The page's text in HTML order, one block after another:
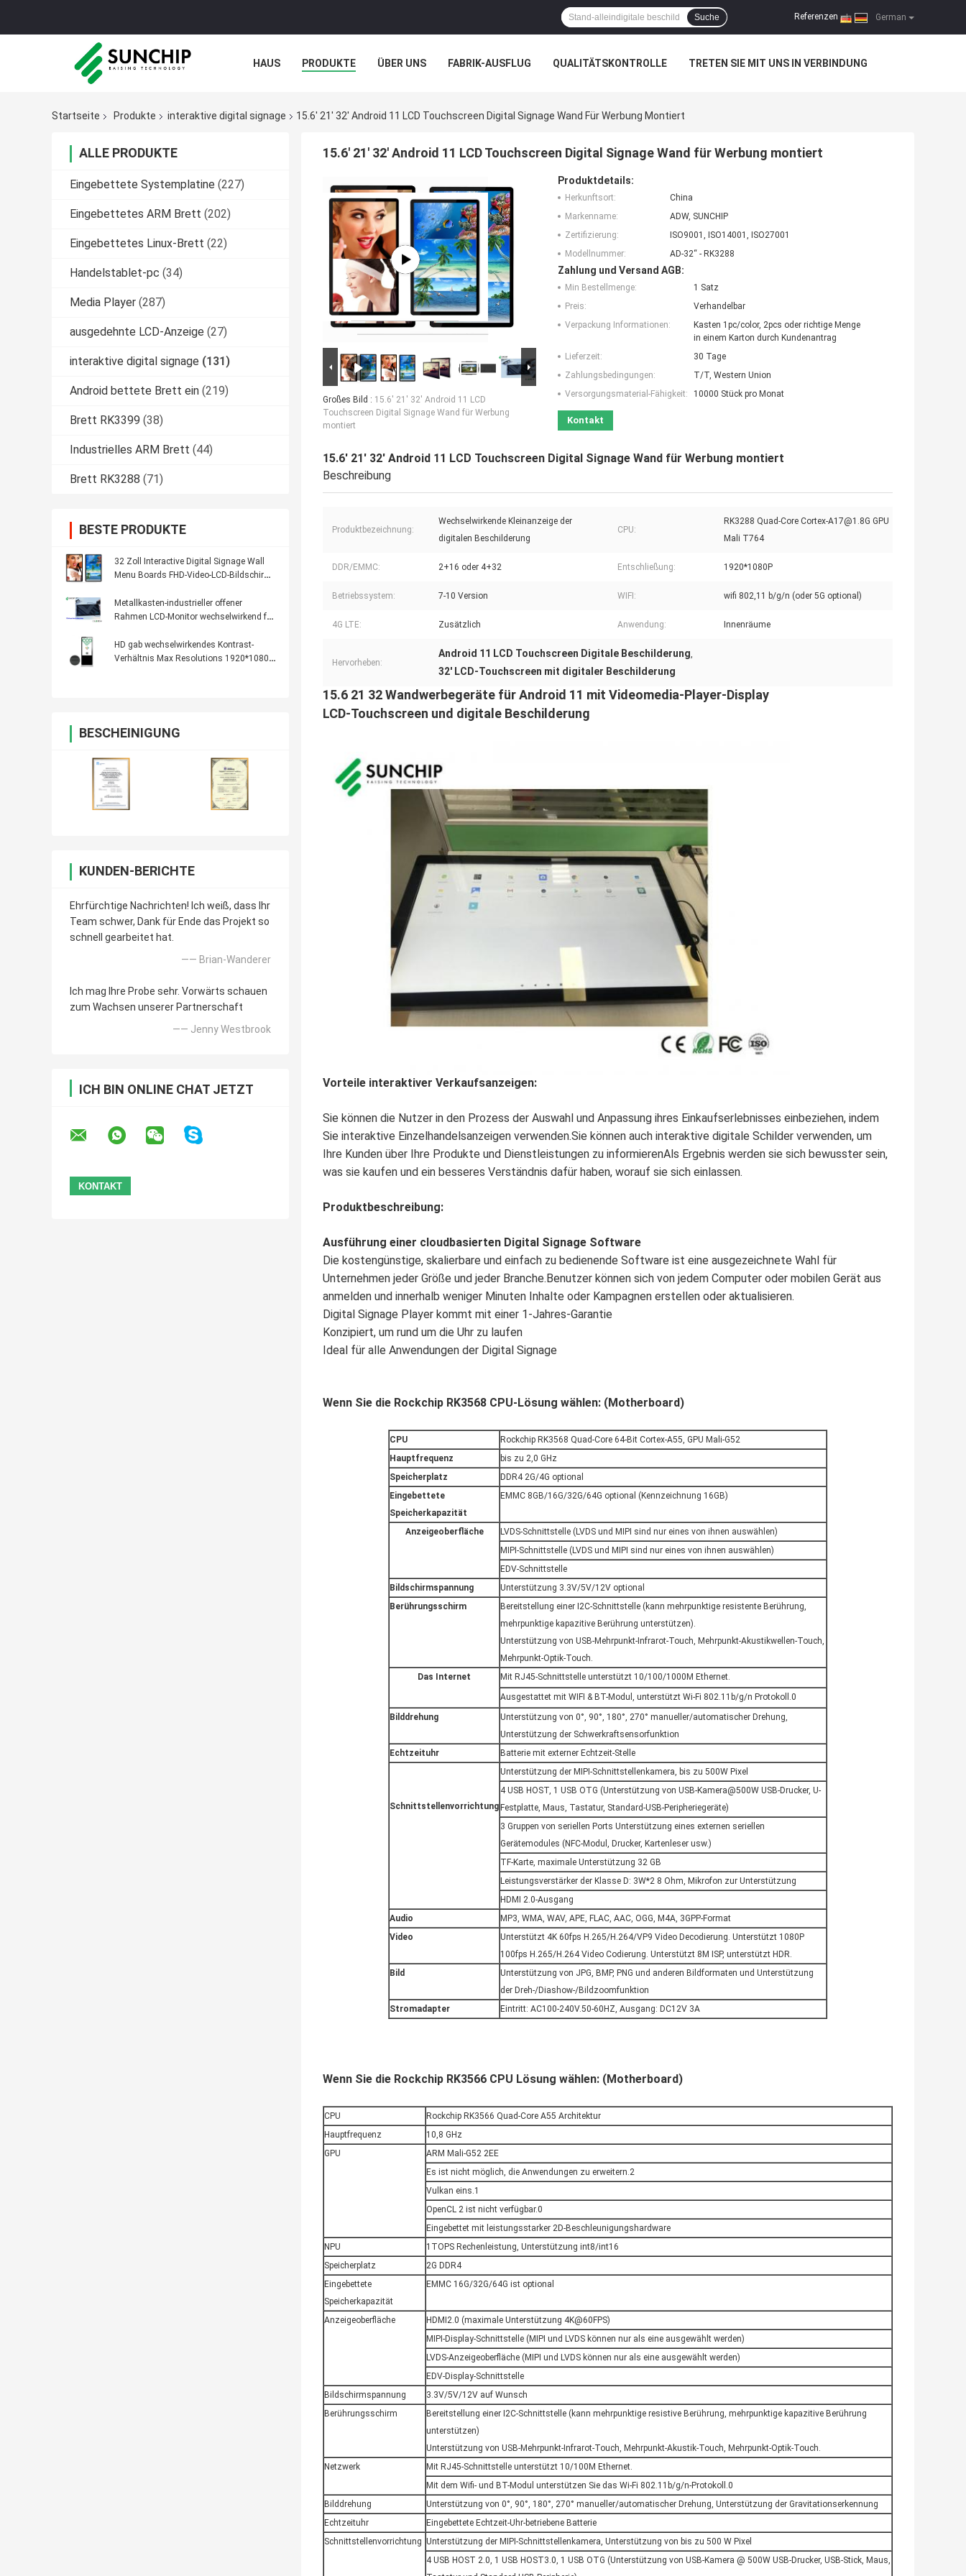
German
Referenzen |
Suche
HAUS PRODUKTE ÜBER UNS FABRIK-AUSFLUG QUALITÄTSKONTROLLE TRETEN SIE MIT UNS IN VERBINDUNG
Startseite
Produkte interaktive digital signage 15.6' 21' 32' Android 11 LCD Touchscreen Digital Signage Wand Für Werbung Montiert
ALLE PRODUKTE
Eingebettete Systemplatine (227)
Eingebettetes ARM Brett (202)
Eingebettetes Linux-Brett (22)
Handelstablet-pc (34)
Media Player (287)
ausgedehnte LCD-Anzeige (27)
interaktive digital signage (131)
Android bettete Brett ein (219)
Brett RK3399 (38)
Industrielles ARM Brett (44)
Brett RK3288 (71)
BESTE PRODUKTE
32 Zoll Interactive Digital Signage Wall
Menu Boards FHD-Video-LCD-Bildschirm
Metallkasten-industrieller offener
Rahmen LCD-Monitor wechselwirkend für
HD gab wechselwirkendes Kontrast-
Verhältnis Max Resolutions 1920*1080
BESCHEINIGUNG
KUNDEN-BERICHTE
Ehrfürchtige Nachrichten! Ich weiß, dass Ihr
Team schwer, Dank für Ende das Projekt so
schnell gearbeitet hat.
—— Brian-Wanderer
Ich mag Ihre Probe sehr. Vorwärts schauen
zum Wachsen unserer Partnerschaft
—— Jenny Westbrook
ICH BIN ONLINE CHAT JETZT
15.6' 21' 32' Android 11 LCD Touchscreen Digital Signage Wand für Werbung montiert
Großes Bild : 15.6' 21' 32' Android 11 LCD
Touchscreen Digital Signage Wand für Werbung
montiert
Produktdetails:
Herkunftsort:
China
Markenname:
ADW, SUNCHIP
Zertifizierung:
ISO9001, ISO14001, ISO27001
Modellnummer:
AD-32“ - RK3288
Zahlung und Versand AGB:
Min Bestellmenge:
1 Satz
Preis:
Verhandelbar
Verpackung Informationen:
Kasten 1pc/color, 2pcs oder richtige Menge
in einem Karton durch Kundenantrag
Lieferzeit:
30 Tage
Zahlungsbedingungen:
T/T, Western Union
Versorgungsmaterial-Fähigkeit:
10000 Stück pro Monat
Kontakt
15.6' 21' 32' Android 11 LCD Touchscreen Digital Signage Wand für Werbung montiert
Beschreibung
Produktbezeichnung:
Wechselwirkende Kleinanzeige der
digitalen Beschilderung
CPU:
RK3288 Quad-Core Cortex-A17@1.8G GPU
Mali T764
DDR/EMMC: 2+16 oder 4+32 Entschließung: 1920*1080P
Betriebssystem: 7-10 Version WIFI: wifi 802,11 b/g/n (oder 5G optional)
4G LTE: Zusätzlich Anwendung: Innenräume
Hervorheben:
Android 11 LCD Touchscreen Digitale Beschilderung,
32' LCD-Touchscreen mit digitaler Beschilderung
15.6 21 32 Wandwerbegeräte für Android 11 mit Videomedia-Player-Display
LCD-Touchscreen und digitale Beschilderung
Vorteile interaktiver Verkaufsanzeigen:
Sie können die Nutzer in den Prozess der Auswahl und Anpassung ihres Einkaufserlebnisses einbeziehen, indem
Sie interaktive Einzelhandelsanzeigen verwenden.Sie können auch interaktive digitale Schilder verwenden, um
Ihre Kunden über Ihre Produkte und Dienstleistungen zu informierenAls Ergebnis werden sie sich bewusster sein,
was sie kaufen und ein besseres Verständnis dafür haben, worauf sie sich einlassen.
Produktbeschreibung:
Ausführung einer cloudbasierten Digital Signage Software
Die kostengünstige, skalierbare und einfach zu bedienende Software ist eine ausgezeichnete Wahl für
Unternehmen jeder Größe und jeder Branche.Benutzer können sich von jedem Computer oder mobilen Gerät aus
anmelden und innerhalb weniger Minuten Inhalte oder Kampagnen erstellen oder aktualisieren.
Digital Signage Player kommt mit einer 1-Jahres-Garantie
Konzipiert, um rund um die Uhr zu laufen
Ideal für alle Anwendungen der Digital Signage
Wenn Sie die Rockchip RK3568 CPU-Lösung wählen: (Motherboard)
CPU
Rockchip RK3568 Quad-Core 64-Bit Cortex-A55, GPU Mali-G52
Hauptfrequenz
bis zu 2,0 GHz
Speicherplatz
DDR4 2G/4G optional
Eingebettete
Speicherkapazität
EMMC 8GB/16G/32G/64G optional (Kennzeichnung 16GB)
Anzeigeoberfläche
LVDS-Schnittstelle (LVDS und MIPI sind nur eines von ihnen auswählen)
MIPI-Schnittstelle (LVDS und MIPI sind nur eines von ihnen auswählen)
EDV-Schnittstelle
Bildschirmspannung
Unterstützung 3.3V/5V/12V optional
Berührungsschirm
Bereitstellung einer I2C-Schnittstelle (kann mehrpunktige resistente Berührung,
mehrpunktige kapazitive Berührung unterstützen).
Unterstützung von USB-Mehrpunkt-Infrarot-Touch, Mehrpunkt-Akustikwellen-Touch,
Mehrpunkt-Optik-Touch.
Das Internet
Mit RJ45-Schnittstelle unterstützt 10/100/1000M Ethernet.
Ausgestattet mit WIFI & BT-Modul, unterstützt Wi-Fi 802.11b/g/n Protokoll.0
Bilddrehung
Unterstützung von 0°, 90°, 180°, 270° manueller/automatischer Drehung,
Unterstützung der Schwerkraftsensorfunktion
Echtzeituhr
Batterie mit externer Echtzeit-Stelle
Schnittstellenvorrichtung
Unterstützung der MIPI-Schnittstellenkamera, bis zu 500W Pixel
4 USB HOST, 1 USB OTG (Unterstützung von USB-Kamera@500W USB-Drucker, U-
Festplatte, Maus, Tastatur, Standard-USB-Peripheriegeräte)
3 Gruppen von seriellen Ports Unterstützung eines externen seriellen
Gerätemodules (NFC-Modul, Drucker, Kartenleser usw.)
TF-Karte, maximale Unterstützung 32 GB
Leistungsverstärker der Klasse D: 3W*2 8 Ohm, Mikrofon zur Unterstützung
HDMI 2.0-Ausgang
Audio
MP3, WMA, WAV, APE, FLAC, AAC, OGG, M4A, 3GPP-Format
Video
Unterstützt 4K 60fps H.265/H.264/VP9 Video Decodierung. Unterstützt 1080P
100fps H.265/H.264 Video Codierung. Unterstützt 8M ISP, unterstützt HDR.
Bild
Unterstützung von JPG, BMP, PNG und anderen Bildformaten und Unterstützung
der Dreh-/Diashow-/Bildzoomfunktion
Stromadapter
Eintritt: AC100-240V.50-60HZ, Ausgang: DC12V 3A
Wenn Sie die Rockchip RK3566 CPU Lösung wählen: (Motherboard)
CPU
Rockchip RK3566 Quad-Core A55 Architektur
Hauptfrequenz
10,8 GHz
GPU
ARM Mali-G52 2EE
Es ist nicht möglich, die Anwendungen zu erweitern.2
Vulkan eins.1
OpenCL 2 ist nicht verfügbar.0
Eingebettet mit leistungsstarker 2D-Beschleunigungshardware
NPU
1TOPS Rechenleistung, Unterstützung int8/int16
Speicherplatz
2G DDR4
Eingebettete
Speicherkapazität
EMMC 16G/32G/64G ist optional
Anzeigeoberfläche
HDMI2.0 (maximale Unterstützung 4K@60FPS)
MIPI-Display-Schnittstelle (MIPI und LVDS können nur als eine ausgewählt werden)
LVDS-Anzeigeoberfläche (MIPI und LVDS können nur als eine ausgewählt werden)
EDV-Display-Schnittstelle
Bildschirmspannung
3.3V/5V/12V auf Wunsch
Berührungsschirm
Bereitstellung einer I2C-Schnittstelle (kann mehrpunktige resistive Berührung, mehrpunktige kapazitive Berührung
unterstützen)
Unterstützung von USB-Mehrpunkt-Infrarot-Touch, Mehrpunkt-Akustik-Touch, Mehrpunkt-Optik-Touch.
Netzwerk
Mit RJ45-Schnittstelle unterstützt 10/100M Ethernet.
Mit dem Wifi- und BT-Modul unterstützen Sie das Wi-Fi 802.11b/g/n-Protokoll.0
Bilddrehung
Unterstützung von 0°, 90°, 180°, 270° manueller/automatischer Drehung, Unterstützung der Gravitationserkennung
Echtzeituhr
Eingebettete Echtzeit-Uhr-betriebene Batterie
Schnittstellenvorrichtung Unterstützung der MIPI-Schnittstellenkamera, Unterstützung von bis zu 500 W Pixel
4 USB HOST 2.0, 1 USB HOST3.0, 1 USB OTG (Unterstützung von USB-Kamera @ 500W USB-Drucker, USB-Stick, Maus,